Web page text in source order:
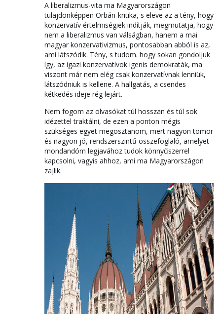
A liberalizmus-vita ma Magyarországon
tulajdonképpen Orbán-kritika, s eleve az a tény, hogy
konzervatív értelmiségiek indítják, megmutatja, hogy
nem a liberalizmus van válságban, hanem a mai
magyar konzervativizmus, pontosabban abból is az,
ami látszódik. Tény, s tudom. hogy sokan gondoljuk
így, az igazi konzervatívok igenis demokraták, ma
viszont már nem elég csak konzervatívnak lenniük,
látszódniuk is kellene. A hallgatás, a csendes
kétkedés ideje rég lejárt.
Nem fogom az olvasókat túl hosszan és túl sok
idézettel traktálni, de ezen a ponton mégis
szükséges egyet megosztanom, mert nagyon tömör
és nagyon jó, rendszerszintű összefoglaló, amelyet
mondandóm legjavához tudok könnyűszerrel
kapcsolni, vagyis ahhoz, ami ma Magyarországon
zajlik.